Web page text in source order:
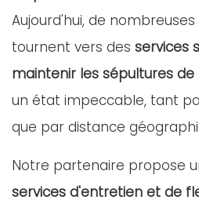
Aujourd'hui, de
tournent vers des services
maintenir les sépultures
un état impeccable, tant
que par distance
Notre partenaire propose
services d'entretien et de